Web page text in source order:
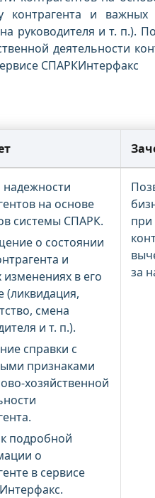
контрагента и
руководителя и т. п.).
деятельности
СПАРКИнтерфакс
на основе
системы СПАРК.
о состоянии
и
в его
(ликвидация,
смена
и т. п.).
справки с
признаками
хозяйственной
подробной
о
в сервисе
при
за